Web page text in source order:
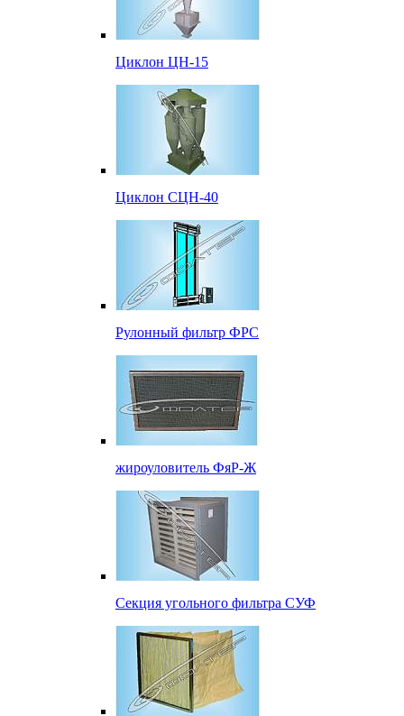
Циклон ЦН-15
Циклон СЦН-40
Рулонный фильтр ФРС
жироуловитель ФяР-Ж
Секция угольного фильтра СУФ